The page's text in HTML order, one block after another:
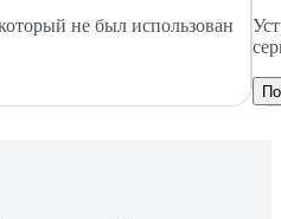
не был использован